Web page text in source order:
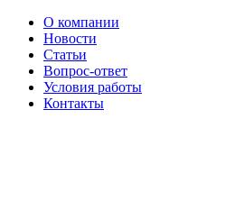
О компании
Новости
Статьи
Вопрос-ответ
Условия работы
Контакты